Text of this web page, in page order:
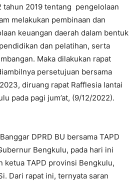
tahun 2019 tentang pengelolaan
melakukan pembinaan dan
keuangan daerah dalam bentuk
dan pelatihan, serta
Maka dilakukan rapat
persetujuan bersama
diruang rapat Rafflesia lantai
pada pagi jum’at, (9/12/2022).
DPRD BU bersama TAPD
Bengkulu, pada hari ini
ketua TAPD provinsi Bengkulu,
Dari rapat ini, ternyata saran